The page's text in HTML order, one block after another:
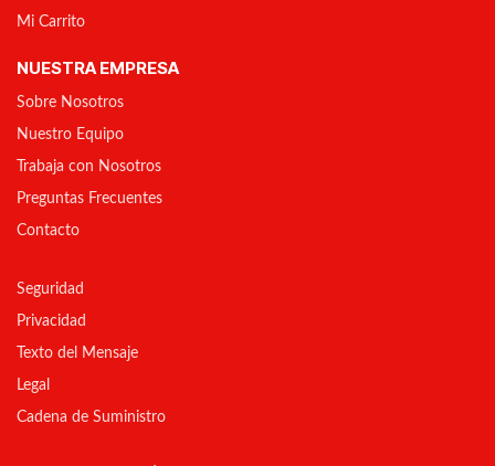
Mi Carrito
NUESTRA EMPRESA
Sobre Nosotros
Nuestro Equipo
Trabaja con Nosotros
Preguntas Frecuentes
Contacto
Seguridad
Privacidad
Texto del Mensaje
Legal
Cadena de Suministro